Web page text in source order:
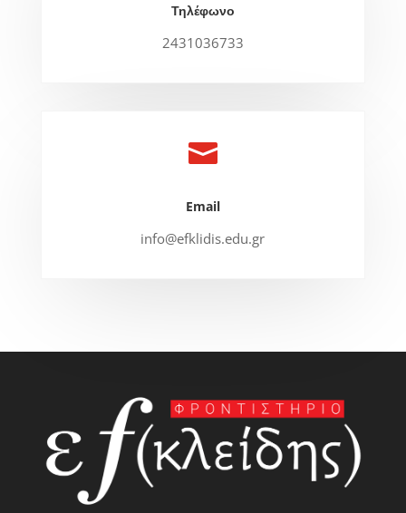
Τηλέφωνο
2431036733

Email
info@efklidis.edu.gr